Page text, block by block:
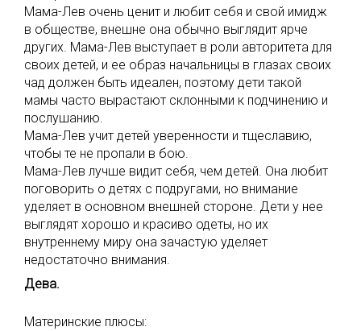
Мама-Лев очень ценит и любит себя и свой имидж
в обществе, внешне она обычно выглядит ярче
других. Мама-Лев выступает в роли авторитета для
своих детей, и ее образ начальницы в глазах своих
чад должен быть идеален, поэтому дети такой
мамы часто вырастают склонными к подчинению и
послушанию.
Мама-Лев учит детей уверенности и тщеславию,
чтобы те не пропали в бою.
Мама-Лев лучше видит себя, чем детей. Она любит
поговорить о детях с подругами, но внимание
уделяет в основном внешней стороне. Дети у нее
выглядят хорошо и красиво одеты, но их
внутреннему миру она зачастую уделяет
недостаточно внимания.
Дева.
Материнские плюсы: